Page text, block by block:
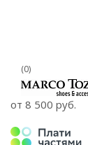
(0)
от 8 500 руб.